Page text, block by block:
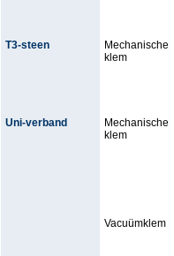
T3-steen
Mechanische
klem
Uni-verband
Mechanische
klem
Vacuümklem